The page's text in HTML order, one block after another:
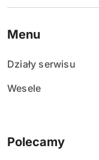
Menu
Działy serwisu
Wesele
Polecamy